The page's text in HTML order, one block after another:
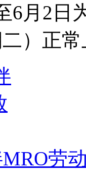
6月2日
）正
劳